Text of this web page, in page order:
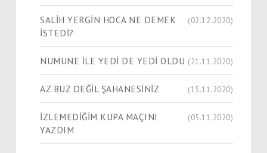
SALİH YERGİN HOCA NE DEMEK
İSTEDİ?
(02.12.2020)
NUMUNE İLE YEDİ DE YEDİ OLDU (21.11.2020)
AZ BUZ DEĞİL ŞAHANESİNİZ (15.11.2020)
İZLEMEDİĞİM KUPA MAÇINI
YAZDIM
(05.11.2020)